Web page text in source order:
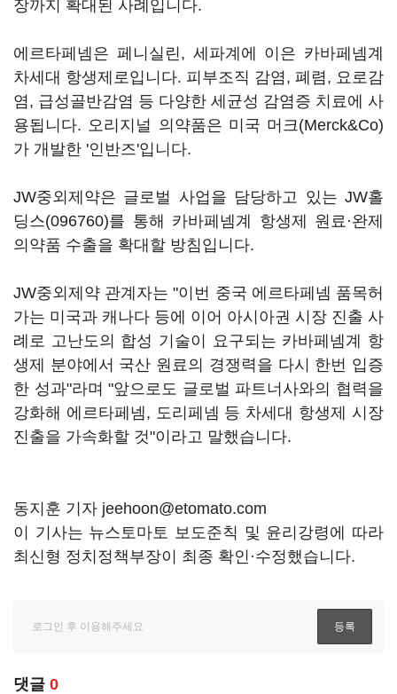
장까지 확대된 사례입니다.
에르타페넴은 페니실린, 세파계에 이은 카바페넴계
차세대 항생제로입니다. 피부조직 감염, 폐렴, 요로감
염, 급성골반감염 등 다양한 세균성 감염증 치료에 사
용됩니다. 오리지널 의약품은 미국 머크(Merck&Co)
가 개발한 '인반즈'입니다.
JW중외제약은 글로벌 사업을 담당하고 있는 JW홀
딩스(096760)를 통해 카바페넴계 항생제 원료·완제
의약품 수출을 확대할 방침입니다.
JW중외제약 관계자는 "이번 중국 에르타페넴 품목허
가는 미국과 캐나다 등에 이어 아시아권 시장 진출 사
례로 고난도의 합성 기술이 요구되는 카바페넴계 항
생제 분야에서 국산 원료의 경쟁력을 다시 한번 입증
한 성과"라며 "앞으로도 글로벌 파트너사와의 협력을
강화해 에르타페넴, 도리페넴 등 차세대 항생제 시장
진출을 가속화할 것"이라고 말했습니다.
동지훈 기자 jeehoon@etomato.com
이 기사는 뉴스토마토 보도준칙 및 윤리강령에 따라
최신형 정치정책부장이 최종 확인·수정했습니다.
댓글 0